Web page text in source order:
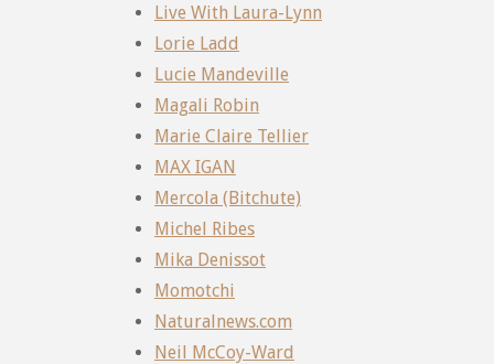
Live With Laura-Lynn
Lorie Ladd
Lucie Mandeville
Magali Robin
Marie Claire Tellier
MAX IGAN
Mercola (Bitchute)
Michel Ribes
Mika Denissot
Momotchi
Naturalnews.com
Neil McCoy-Ward